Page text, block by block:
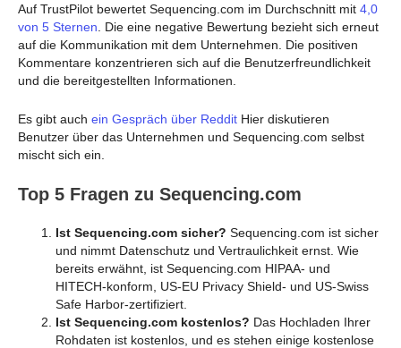
Auf TrustPilot bewertet Sequencing.com im Durchschnitt mit 4,0
von 5 Sternen . Die eine negative Bewertung bezieht sich erneut
auf die Kommunikation mit dem Unternehmen. Die positiven
Kommentare konzentrieren sich auf die Benutzerfreundlichkeit
und die bereitgestellten Informationen.
Es gibt auch ein Gespräch über Reddit Hier diskutieren
Benutzer über das Unternehmen und Sequencing.com selbst
mischt sich ein.
Top 5 Fragen zu Sequencing.com
Ist Sequencing.com sicher? Sequencing.com ist sicher
und nimmt Datenschutz und Vertraulichkeit ernst. Wie
bereits erwähnt, ist Sequencing.com HIPAA- und
HITECH-konform, US-EU Privacy Shield- und US-Swiss
Safe Harbor-zertifiziert.
Ist Sequencing.com kostenlos? Das Hochladen Ihrer
Rohdaten ist kostenlos, und es stehen einige kostenlose